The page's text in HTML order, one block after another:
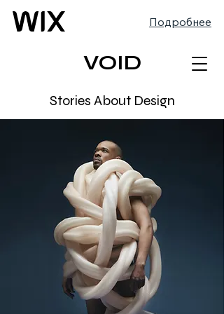
Подробнее